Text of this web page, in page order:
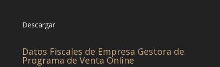
Descargar
Datos Fiscales de Empresa Gestora de
Programa de Venta Online